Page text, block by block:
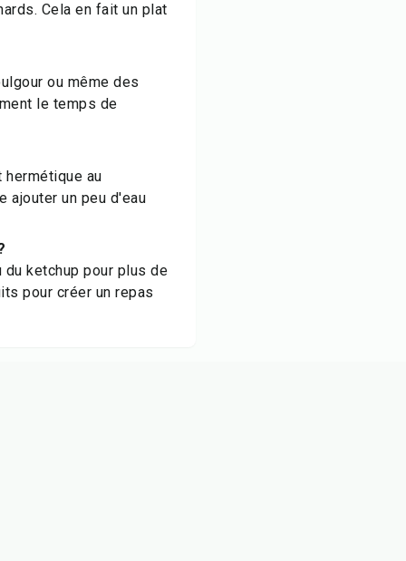
Cela en fait un plat
ou même des
le temps de
au
ajouter un peu d'eau
ketchup pour plus de
pour créer un repas